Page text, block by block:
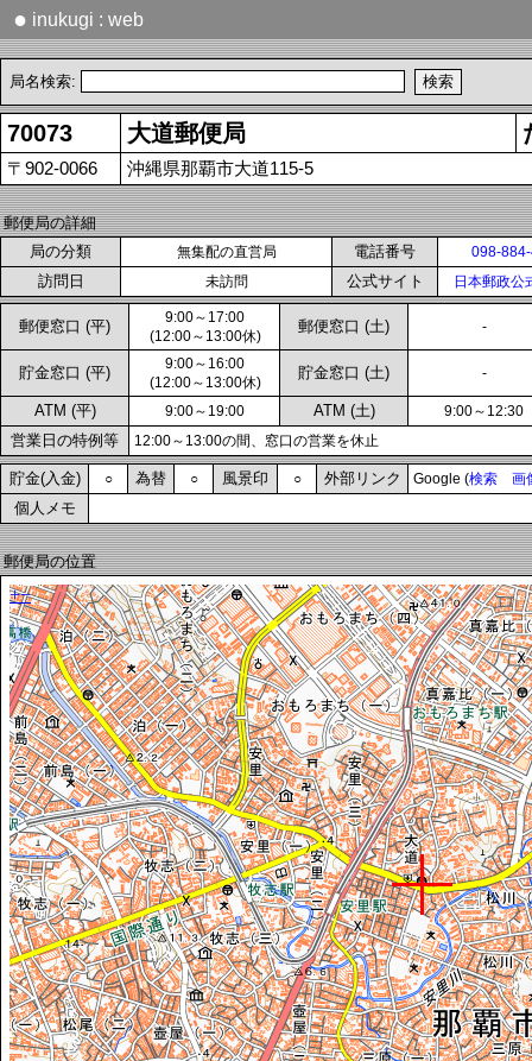
● inukugi : web
局名検索:
70073 大道郵便局
〒902-0066 沖縄県那覇市大道115-5
郵便局の詳細
局の分類
無集配の直営局 電話番号 098-
訪問日 未訪問 公式サイト 日本郵政公
郵便窓口 (平)
9:00～17:00
(12:00～13:00休)
郵便窓口 (土) -
貯金窓口 (平)
9:00～16:00
(12:00～13:00休)
貯金窓口 (土) -
ATM (平) 9:00～19:00 ATM (土) 9:00～12:30
営業日の特例等 12:00～13:00の間、窓口の営業を休止
貯金(入金) ○ 為替 ○ 風景印 ○ 外部リンク Google (検索 画
個人メモ
郵便局の位置